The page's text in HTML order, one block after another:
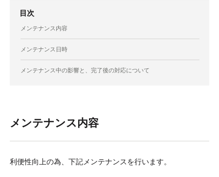
目次
メンテナンス内容
メンテナンス日時
メンテナンス中の影響と、完了後の対応について
メンテナンス内容
利便性向上の為、下記メンテナンスを行います。